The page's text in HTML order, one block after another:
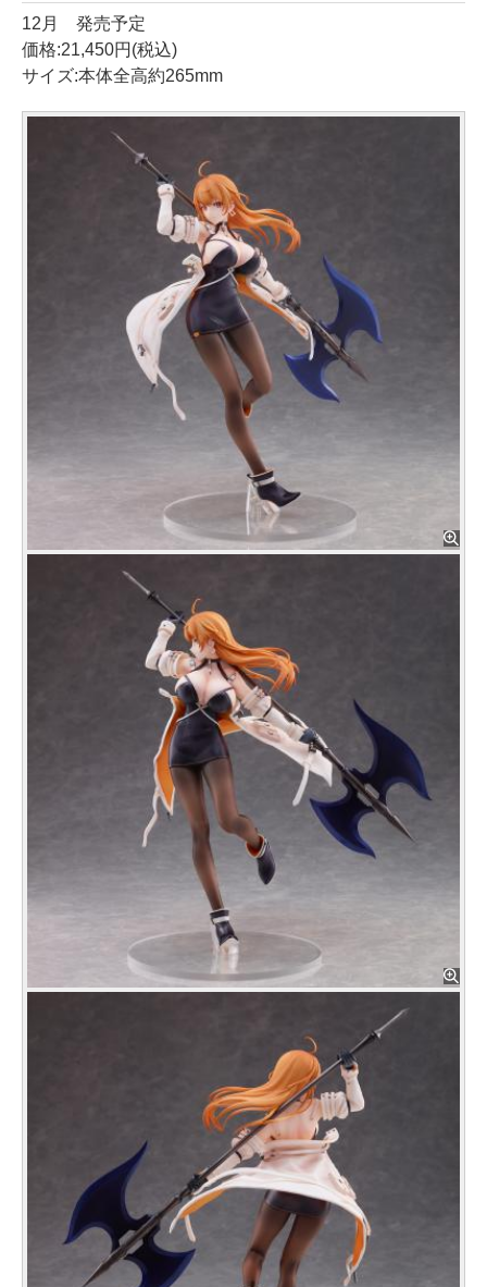
12月 発売予定
価格:21,450円(税込)
サイズ:本体全高約265mm